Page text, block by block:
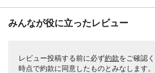
みんなが役に立ったレビュー
レビュー投稿する前に必ず約款をご確認
時点で約款に同意したものとみなします。